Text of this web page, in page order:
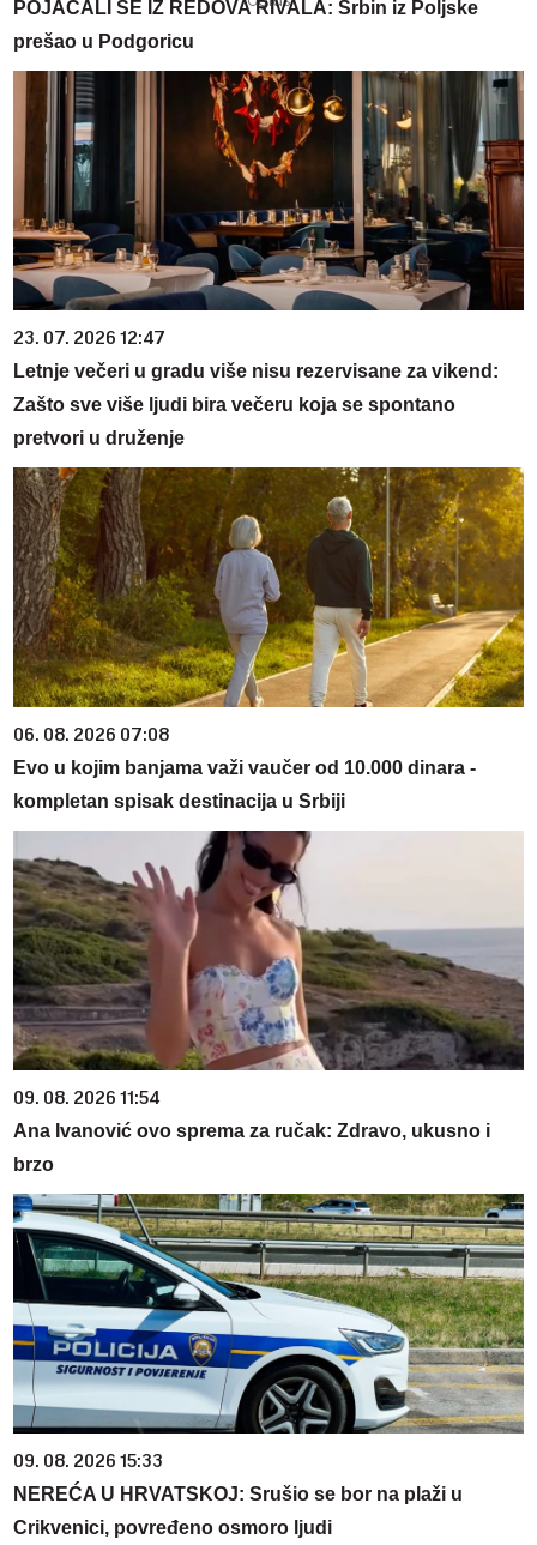
POJAČALI SE IZ REDOVA RIVALA: Srbin iz Poljske
prešao u Podgoricu
23. 07. 2026 12:47
Letnje večeri u gradu više nisu rezervisane za vikend:
Zašto sve više ljudi bira večeru koja se spontano
pretvori u druženje
06. 08. 2026 07:08
Evo u kojim banjama važi vaučer od 10.000 dinara -
kompletan spisak destinacija u Srbiji
09. 08. 2026 11:54
Ana Ivanović ovo sprema za ručak: Zdravo, ukusno i
brzo
09. 08. 2026 15:33
NEREĆA U HRVATSKOJ: Srušio se bor na plaži u
Crikvenici, povređeno osmoro ljudi